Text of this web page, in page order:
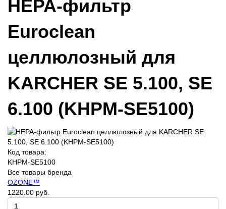
HEPA-фильтр
Euroclean
целлюлозный для
KARCHER SE 5.100, SE
6.100 (KHPM-SE5100)
Код товара:
KHPM-SE5100
Все товары бренда
OZONE™
1220.00 руб.